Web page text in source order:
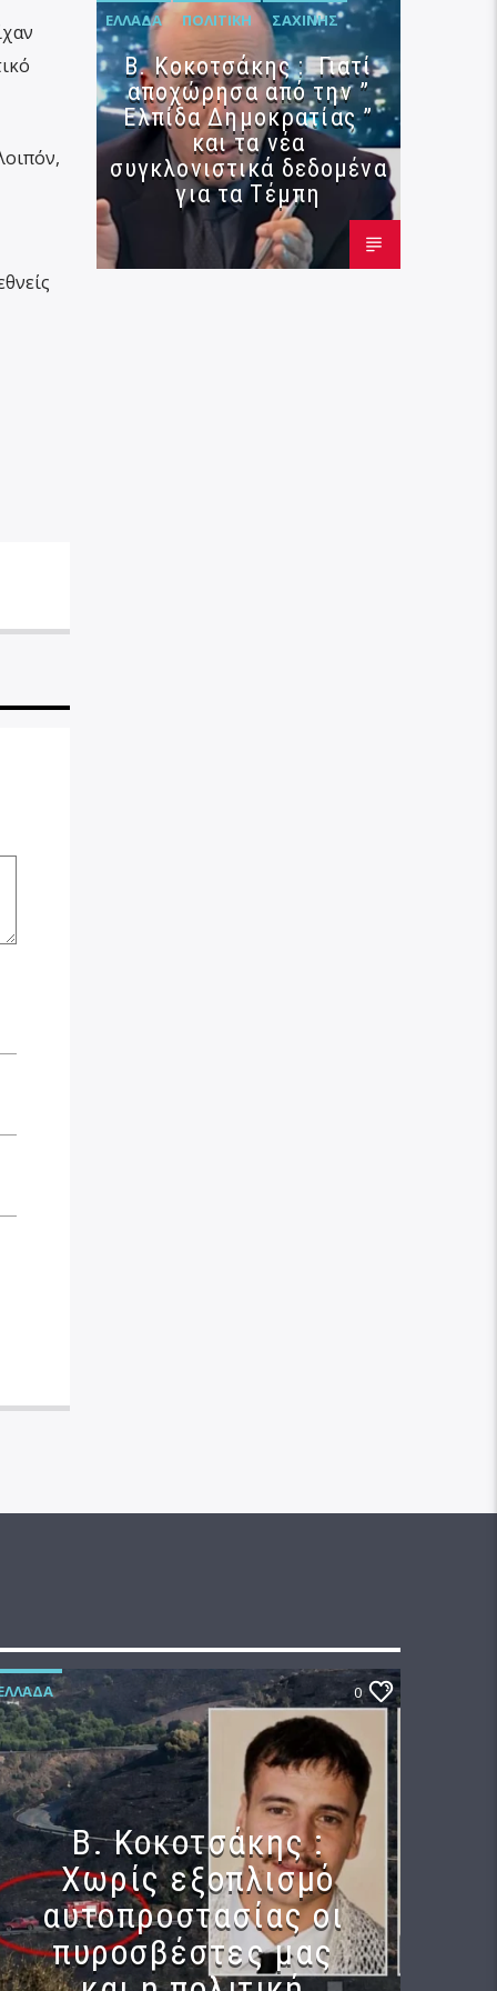
ΕΛΛΆΔΑ ΠΟΛΙΤΙΚΉ ΣΑΧΊΝΗΣ
Β. Κοκοτσάκης : Γιατί
αποχώρησα από την ”
Ελπίδα Δημοκρατίας ”
και τα νέα
συγκλονιστικά δεδομένα
για τα Τέμπη
0
Β. Κοκοτσάκης :
Χωρίς εξοπλισμό
αυτοπροστασίας οι
πυροσβέστες μας